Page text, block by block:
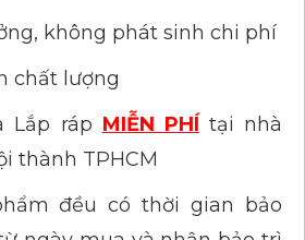
không phát sinh chi phí
chất lượng
Lắp ráp MIỄN PHÍ tại nhà
thành TPHCM
đều có thời gian bảo